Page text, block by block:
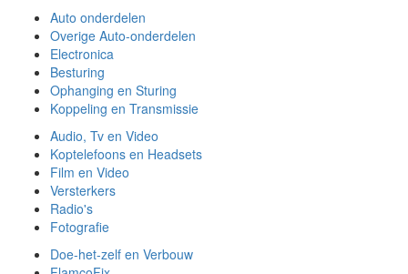
Auto onderdelen
Overige Auto-onderdelen
Electronica
Besturing
Ophanging en Sturing
Koppeling en Transmissie
Audio, Tv en Video
Koptelefoons en Headsets
Film en Video
Versterkers
Radio's
Fotografie
Doe-het-zelf en Verbouw